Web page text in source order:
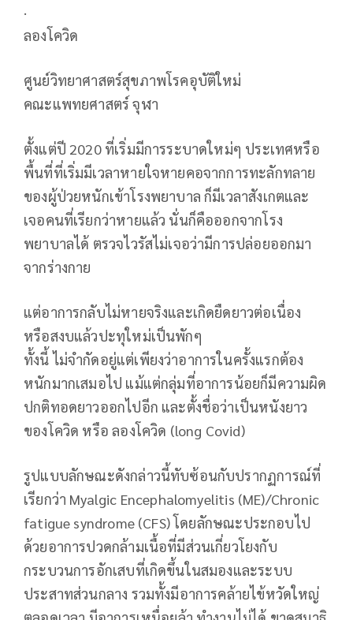
·
ลองโควิด
ศูนย์วิทยาศาสตร์สุขภาพโรคอุบัติใหม่
คณะแพทยศาสตร์ จุฬา
ตั้งแต่ปี 2020 ที่เริ่มมีการระบาดใหม่ๆ ประเทศหรือ
พื้นที่ที่เริ่มมีเวลาหายใจหายคอจากการทะลักทลาย
ของผู้ป่วยหนักเข้าโรงพยาบาล ก็มีเวลาสังเกตและ
เจอคนที่เรียกว่าหายแล้ว นั่นก็คือออกจากโรง
พยาบาลได้ ตรวจไวรัสไม่เจอว่ามีการปล่อยออกมา
จากร่างกาย
แต่อาการกลับไม่หายจริงและเกิดยืดยาวต่อเนื่อง
หรือสงบแล้วปะทุใหม่เป็นพักๆ
ทั้งนี้ ไม่จำกัดอยู่แต่เพียงว่าอาการในครั้งแรกต้อง
หนักมากเสมอไป แม้แต่กลุ่มที่อาการน้อยก็มีความผิด
ปกติทอดยาวออกไปอีก และตั้งชื่อว่าเป็นหนังยาว
ของโควิด หรือ ลองโควิด (long Covid)
รูปแบบลักษณะดังกล่าวนี้ทับซ้อนกับปรากฏการณ์ที่
เรียกว่า Myalgic Encephalomyelitis (ME)/Chronic
fatigue syndrome (CFS) โดยลักษณะประกอบไป
ด้วยอาการปวดกล้ามเนื้อที่มีส่วนเกี่ยวโยงกับ
กระบวนการอักเสบที่เกิดขึ้นในสมองและระบบ
ประสาทส่วนกลาง รวมทั้งมีอาการคล้ายไข้หวัดใหญ่